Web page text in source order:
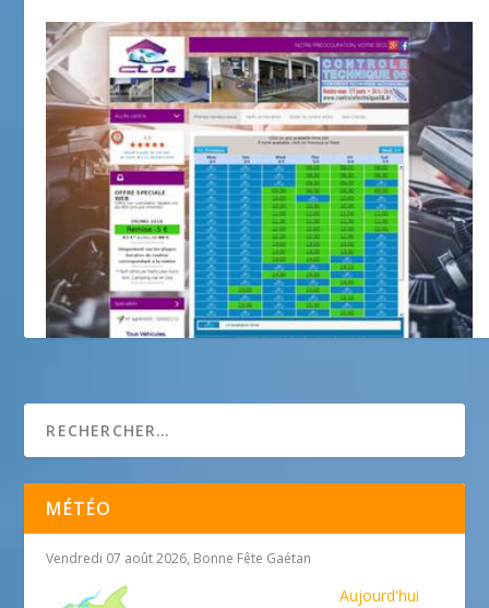
MÉTÉO
Vendredi 07 août 2026, Bonne Fête Gaétan
Aujourd'hui